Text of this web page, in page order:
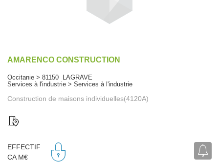
AMARENCO CONSTRUCTION
Occitanie > 81150 LAGRAVE
Services à l'industrie > Services à l'industrie
Construction de maisons individuelles(4120A)
EFFECTIF
CA M€